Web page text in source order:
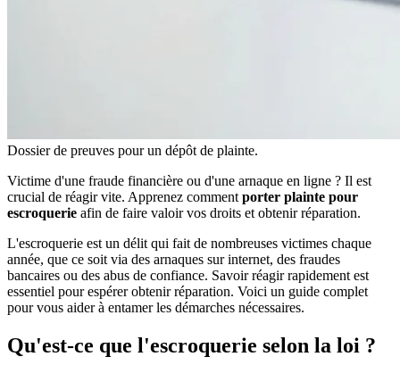
Dossier de preuves pour un dépôt de plainte.
Victime d'une fraude financière ou d'une arnaque en ligne ? Il est
crucial de réagir vite. Apprenez comment porter plainte pour
escroquerie afin de faire valoir vos droits et obtenir réparation.
L'escroquerie est un délit qui fait de nombreuses victimes chaque
année, que ce soit via des arnaques sur internet, des fraudes
bancaires ou des abus de confiance. Savoir réagir rapidement est
essentiel pour espérer obtenir réparation. Voici un guide complet
pour vous aider à entamer les démarches nécessaires.
Qu'est-ce que l'escroquerie selon la loi ?